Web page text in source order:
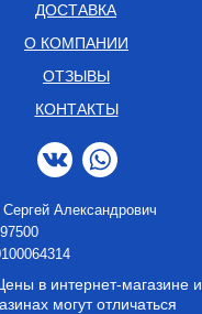
О КОМПАНИИ
КОНТАКТЫ
в интернет-магазине и
могут отличаться
ДОСТАВКА
ОТЗЫВЫ
Александрович